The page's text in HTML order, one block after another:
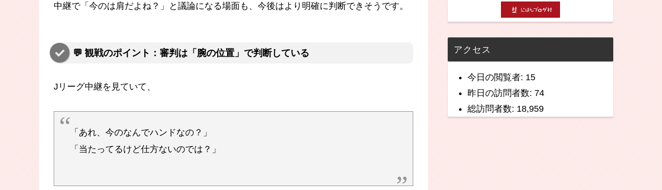
中継で「今のは肩だよね？」と議論になる場面も、今後はより明確に判断できそうです。
💬 観戦のポイント：審判は「腕の位置」で判断している
Jリーグ中継を見ていて、
「あれ、今のなんでハンドなの？」
「当たってるけど仕方ないのでは？」
アクセス
今日の閲覧者: 15
昨日の訪問者数: 74
総訪問者数: 18,959